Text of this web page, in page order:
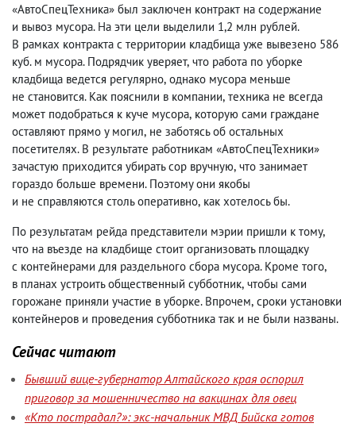
«АвтоСпецТехника» был заключен контракт на содержание
и вывоз мусора. На эти цели выделили 1,2 млн рублей.
В рамках контракта с территории кладбища уже вывезено 586
куб. м мусора. Подрядчик уверяет, что работа по уборке
кладбища ведется регулярно, однако мусора меньше
не становится. Как пояснили в компании, техника не всегда
может подобраться к куче мусора, которую сами граждане
оставляют прямо у могил, не заботясь об остальных
посетителях. В результате работникам «АвтоСпецТехники»
зачастую приходится убирать сор вручную, что занимает
гораздо больше времени. Поэтому они якобы
и не справляются столь оперативно, как хотелось бы.
По результатам рейда представители мэрии пришли к тому,
что на въезде на кладбище стоит организовать площадку
с контейнерами для раздельного сбора мусора. Кроме того,
в планах устроить общественный субботник, чтобы сами
горожане приняли участие в уборке. Впрочем, сроки установки
контейнеров и проведения субботника так и не были названы.
Сейчас читают
Бывший вице-губернатор Алтайского края оспорил
приговор за мошенничество на вакцинах для овец
«Кто пострадал?»: экс-начальник МВД Бийска готов